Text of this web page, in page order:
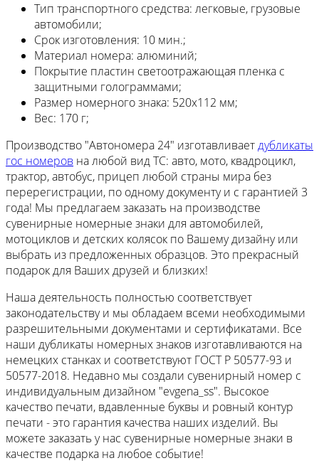
Тип транспортного средства: легковые, грузовые
автомобили;
Срок изготовления: 10 мин.;
Материал номера: алюминий;
Покрытие пластин светоотражающая пленка с
защитными голограммами;
Размер номерного знака: 520х112 мм;
Вес: 170 г;
Производство "Автономера 24" изготавливаетдубликаты
гос номеров на любой вид ТС: авто, мото, квадроцикл,
трактор, автобус, прицеп любой страны мира без
перерегистрации, по одному документу и с гарантией 3
года! Мы предлагаем заказать на производстве
сувенирные номерные знаки для автомобилей,
мотоциклов и детских колясок по Вашему дизайну или
выбрать из предложенных образцов. Это прекрасный
подарок для Ваших друзей и близких!
Наша деятельность полностью соответствует
законодательству и мы обладаем всеми необходимыми
разрешительными документами и сертификатами. Все
наши дубликаты номерных знаков изготавливаются на
немецких станках и соответствуют ГОСТ Р 50577-93 и
50577-2018. Недавно мы создали сувенирный номер с
индивидуальным дизайном "evgena_ss". Высокое
качество печати, вдавленные буквы и ровный контур
печати - это гарантия качества наших изделий. Вы
можете заказать у нас сувенирные номерные знаки в
качестве подарка на любое событие!